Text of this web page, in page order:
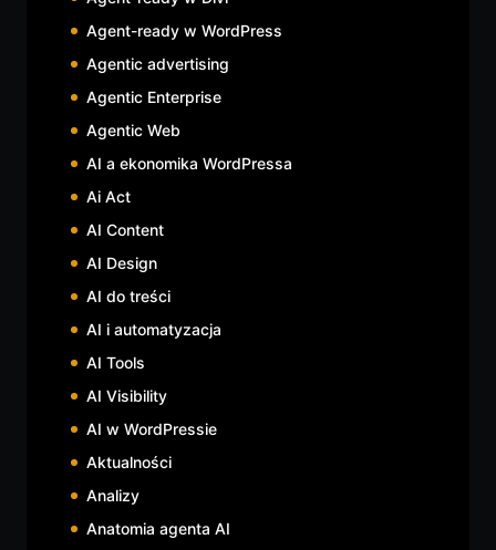
Agent-ready w WordPress
Agentic advertising
Agentic Enterprise
Agentic Web
AI a ekonomika WordPressa
Ai Act
AI Content
AI Design
AI do treści
AI i automatyzacja
AI Tools
AI Visibility
AI w WordPressie
Aktualności
Analizy
Anatomia agenta AI